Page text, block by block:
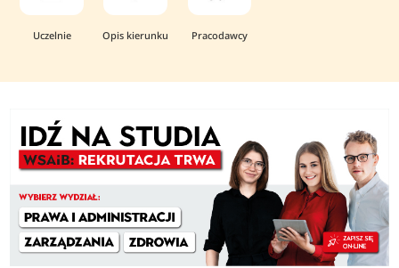
Uczelnie Opis kierunku Pracodawcy